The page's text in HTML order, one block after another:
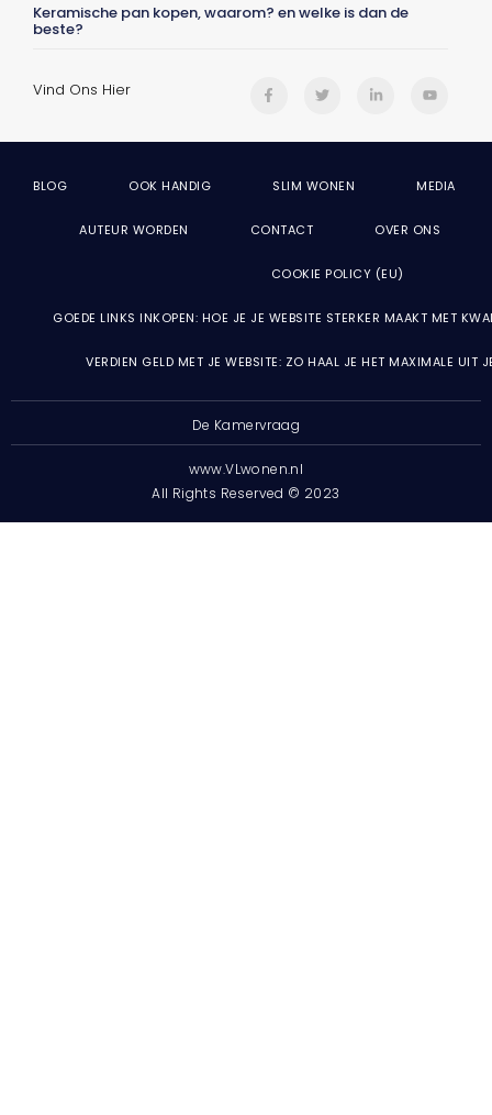
Keramische pan kopen, waarom? en welke is dan de
beste?
Vind Ons Hier
BLOG OOK HANDIG SLIM WONEN MEDIA
AUTEUR WORDEN CONTACT OVER ONS
COOKIE POLICY (EU)
GOEDE LINKS INKOPEN: HOE JE JE WEBSITE STERKER MAAKT MET
VERDIEN GELD MET JE WEBSITE: ZO HAAL JE HET MAXIMALE UIT
De Kamervraag
www.VLwonen.nl
All Rights Reserved © 2023